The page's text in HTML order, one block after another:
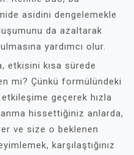
asidini dengelemekle
da azaltarak
yardımcı olur.
etkisini kısa sürede
mi? Çünkü formülündeki
geçerek hızla
hissettiğiniz anlarda,
ve size o beklenen
karşılaştığınız